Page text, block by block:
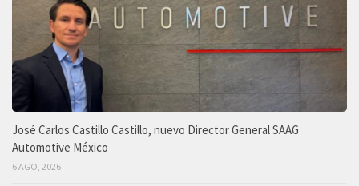
José Carlos Castillo Castillo, nuevo Director General SAAG
Automotive México
6 AGO, 2026